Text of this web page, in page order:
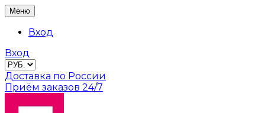
Меню
Вход
Вход
Доставка по России
Приём заказов 24/7